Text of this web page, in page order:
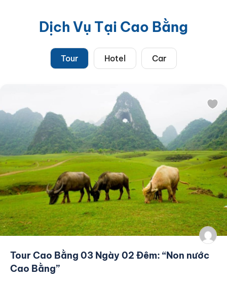
Dịch Vụ Tại Cao Bằng
Tour Hotel Car
Tour Cao Bằng 03 Ngày 02 Đêm: “Non nước
Cao Bằng”